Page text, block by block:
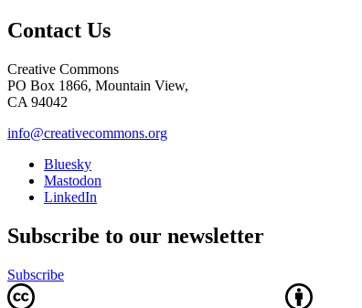
Contact Us
Creative Commons
PO Box 1866, Mountain View,
CA 94042
info@creativecommons.org
Bluesky
Mastodon
LinkedIn
Subscribe to our newsletter
Subscribe